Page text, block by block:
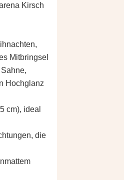
Kirsch
Mitbringsel
Hochglanz
cm), ideal
die